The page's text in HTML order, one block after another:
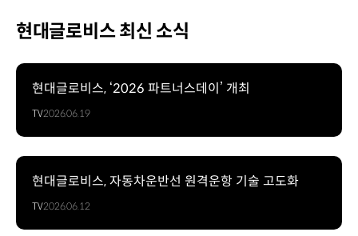
현대글로비스 최신 소식
현대글로비스, ‘2026 파트너스데이’ 개최
TV2026.06.19
현대글로비스, 자동차운반선 원격운항 기술 고도화
TV2026.06.12